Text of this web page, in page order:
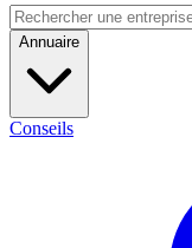
Annuaire
Conseils